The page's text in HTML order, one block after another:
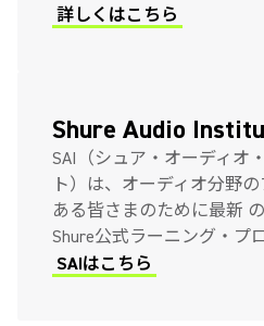
詳しくはこちら
Shure Audio
SAI（シュア・オーディオ
ト）は、オーディオ分野
ある皆さまのために最新
Shure公式ラーニング・プ
SAIはこちら